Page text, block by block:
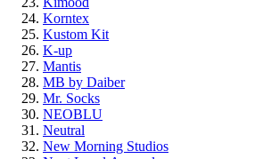
Korntex
Kustom Kit
K-up
Mantis
MB by Daiber
Mr. Socks
NEOBLU
Neutral
New Morning Studios